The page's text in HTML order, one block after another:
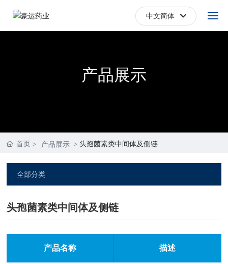
中文简体
产品展示
首页 产品展示 头孢菌素类中间体及侧链
全部分类
头孢菌素类中间体及侧链
产品名称 描述